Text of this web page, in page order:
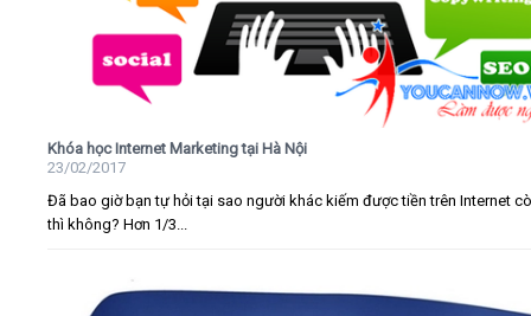
Khóa học Internet Marketing tại Hà Nội
23/02/2017
Đã bao giờ bạn tự hỏi tại sao người khác kiếm được tiền trên Internet
thì không? Hơn 1/3...